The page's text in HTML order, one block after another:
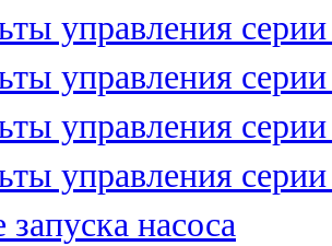
управления
управления
управления
управления
запуска насоса